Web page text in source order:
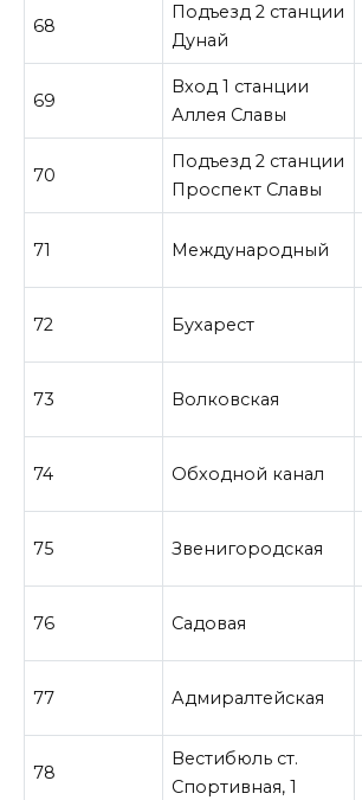
68
Подъезд 2 станции
Дунай
69
Вход 1 станции
Аллея Славы
70
Подъезд 2 станции
Проспект Славы
71 Международный
72 Бухарест
73 Волковская
74 Обходной канал
75 Звенигородская
76 Садовая
77 Адмиралтейская
78
Вестибюль ст.
Спортивная, 1